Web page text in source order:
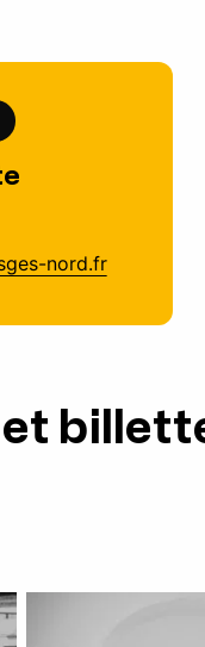
nord.fr